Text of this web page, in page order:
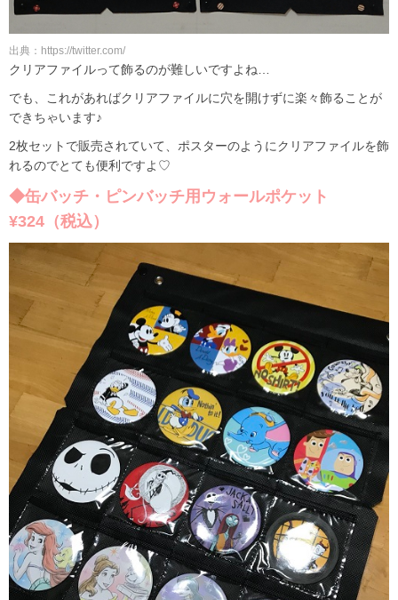
出典：https://twitter.com/
クリアファイルって飾るのが難しいですよね…
でも、これがあればクリアファイルに穴を開けずに楽々飾ることが
できちゃいます♪
2枚セットで販売されていて、ポスターのようにクリアファイルを飾
れるのでとても便利ですよ♡
◆缶バッチ・ピンバッチ用ウォールポケット
¥324（税込）